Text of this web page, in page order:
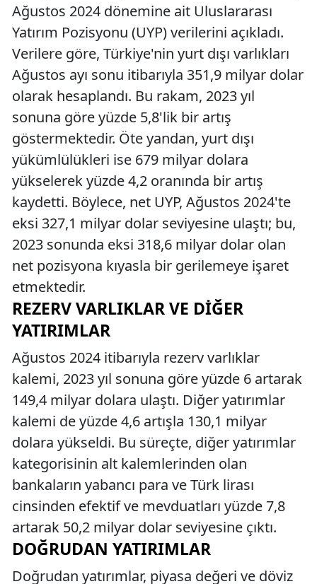
Ağustos 2024 dönemine ait Uluslararası
Yatırım Pozisyonu (UYP) verilerini açıkladı.
Verilere göre, Türkiye'nin yurt dışı varlıkları
Ağustos ayı sonu itibarıyla 351,9 milyar dolar
olarak hesaplandı. Bu rakam, 2023 yıl
sonuna göre yüzde 5,8'lik bir artış
göstermektedir. Öte yandan, yurt dışı
yükümlülükleri ise 679 milyar dolara
yükselerek yüzde 4,2 oranında bir artış
kaydetti. Böylece, net UYP, Ağustos 2024'te
eksi 327,1 milyar dolar seviyesine ulaştı; bu,
2023 sonunda eksi 318,6 milyar dolar olan
net pozisyona kıyasla bir gerilemeye işaret
etmektedir.
REZERV VARLIKLAR VE DIĞER
YATIRIMLAR
Ağustos 2024 itibarıyla rezerv varlıklar
kalemi, 2023 yıl sonuna göre yüzde 6 artarak
149,4 milyar dolara ulaştı. Diğer yatırımlar
kalemi de yüzde 4,6 artışla 130,1 milyar
dolara yükseldi. Bu süreçte, diğer yatırımlar
kategorisinin alt kalemlerinden olan
bankaların yabancı para ve Türk lirası
cinsinden efektif ve mevduatları yüzde 7,8
artarak 50,2 milyar dolar seviyesine çıktı.
DOĞRUDAN YATIRIMLAR
Doğrudan yatırımlar, piyasa değeri ve döviz